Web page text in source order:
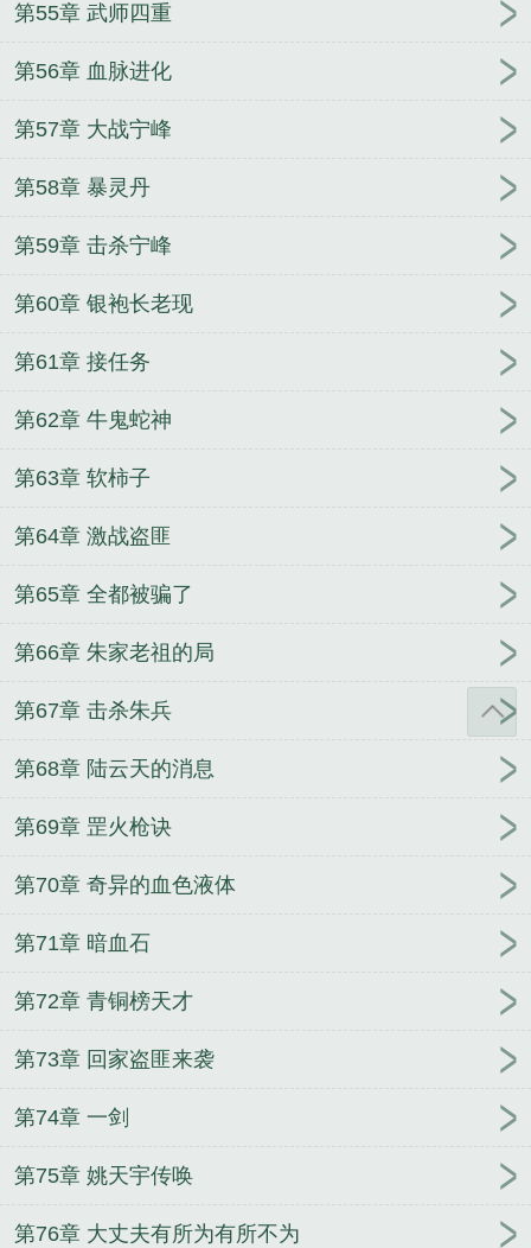
第55章 武师四重
第56章 血脉进化
第57章 大战宁峰
第58章 暴灵丹
第59章 击杀宁峰
第60章 银袍长老现
第61章 接任务
第62章 牛鬼蛇神
第63章 软柿子
第64章 激战盗匪
第65章 全都被骗了
第66章 朱家老祖的局
第67章 击杀朱兵
第68章 陆云天的消息
第69章 罡火枪诀
第70章 奇异的血色液体
第71章 暗血石
第72章 青铜榜天才
第73章 回家盗匪来袭
第74章 一剑
第75章 姚天宇传唤
第76章 大丈夫有所为有所不为